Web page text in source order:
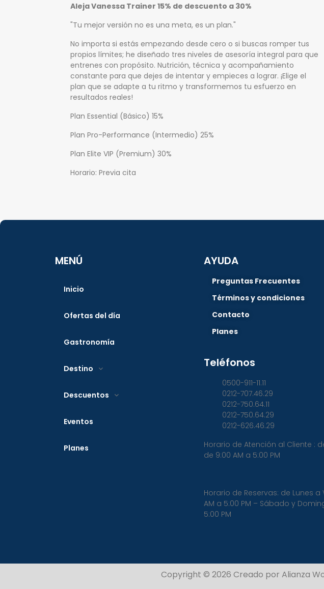
Aleja Vanessa Trainer 15% de descuento a 30%
"Tu mejor versión no es una meta, es un plan."
No importa si estás empezando desde cero o si buscas romper tus
propios límites; he diseñado tres niveles de asesoría integral para que
entrenes con propósito. Nutrición, técnica y acompañamiento
constante para que dejes de intentar y empieces a lograr. ¡Elige el
plan que se adapte a tu ritmo y transformemos tu esfuerzo en
resultados reales!
Plan Essential (Básico) 15%
Plan Pro-Performance (Intermedio) 25%
Plan Elite VIP (Premium) 30%
Horario: Previa cita
MENÚ
Inicio
Ofertas del día
Gastronomía
Destino
Descuentos
Eventos
Planes
AYUDA
Preguntas Frecuentes
Términos y condiciones
Contacto
Planes
Teléfonos
0500-911-11.11
0212-707.46.29
0212-750.64.11
0212-750.64.29
0212-626.46.29
Horario de Atención al Cliente :
de 9:00 AM a 5:00 PM
Horario de Reservas: de Lunes a
AM a 5:00 PM – Sábado y
5:00 PM
Copyright © 2026 Creado por Alianza